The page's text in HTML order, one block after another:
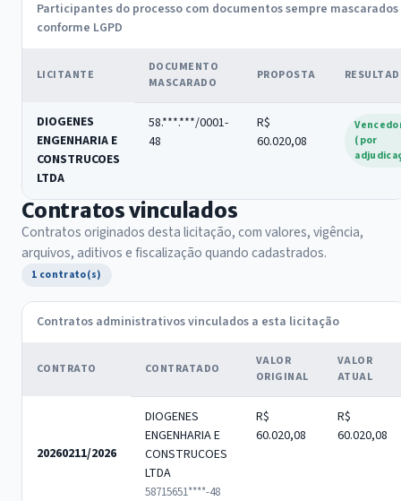
Participantes do processo com documentos sempre mascarados
conforme LGPD
LICITANTE
DOCUMENTO
MASCARADO
PROPOSTA
DIOGENES
ENGENHARIA E
CONSTRUCOES
LTDA
58.***.***/0001-
48
R$
60.020,08
(por
Contratos vinculados
Contratos originados desta licitação, com valores, vigência,
arquivos, aditivos e fiscalização quando cadastrados.
1 contrato(s)
Contratos administrativos vinculados a esta licitação
CONTRATO CONTRATADO
VALOR
ORIGINAL
VALOR
ATUAL
20260211/2026
DIOGENES
ENGENHARIA E
CONSTRUCOES
LTDA
58715651****-48
R$
60.020,08
R$
60.020,08